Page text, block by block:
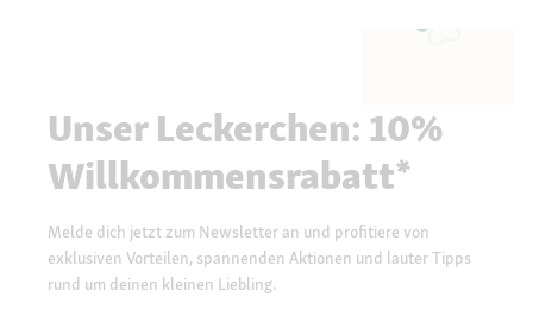
Unser Leckerchen: 10%
Willkommensrabatt*
Melde dich jetzt zum Newsletter an und profitiere von
exklusiven Vorteilen, spannenden Aktionen und lauter Tipps
rund um deinen kleinen Liebling.